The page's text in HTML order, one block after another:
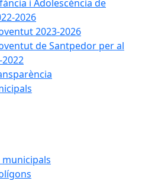
i Adolescència de
2026
2023-2026
de Santpedor per al